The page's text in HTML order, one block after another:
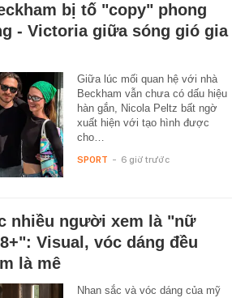
bị tố "copy" phong
- Victoria giữa sóng gió gia
Giữa lúc mối quan hệ với nhà
Beckham vẫn chưa có dấu hiệu
hàn gắn, Nicola Peltz bất ngờ
xuất hiện với tạo hình được
cho…
SPORT - 6 giờ trước
nhiều người xem là "nữ
Visual, vóc dáng đều
là mê
Nhan sắc và vóc dáng của mỹ